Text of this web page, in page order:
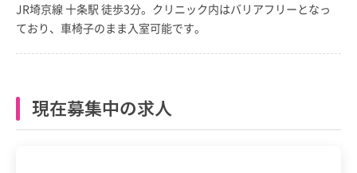
JR埼京線 十条駅 徒歩3分。クリニック内はバリアフリーとなっ
ており、車椅子のまま入室可能です。
現在募集中の求人